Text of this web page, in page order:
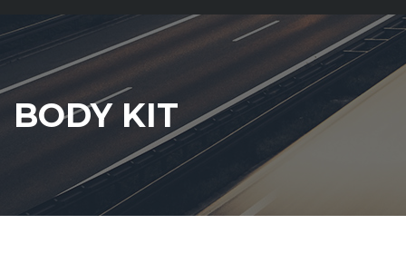
BODY KIT